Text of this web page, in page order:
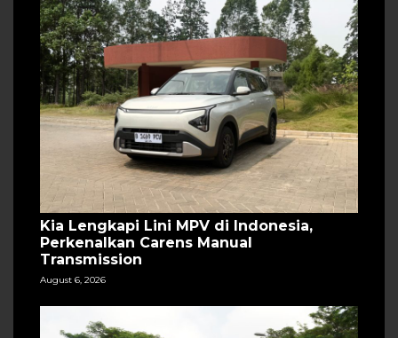
Kia Lengkapi Lini MPV di Indonesia,
Perkenalkan Carens Manual
Transmission
August 6, 2026